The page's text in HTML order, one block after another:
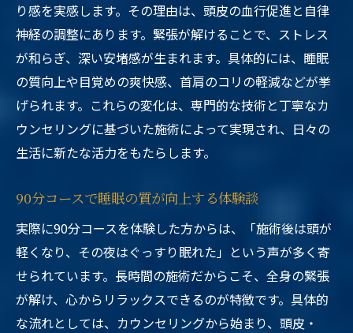
り感を実感します。その理由は、頭皮の血行促進と自律
神経の調整にあります。緊張が解けることで、ストレス
が和らぎ、深い安堵感が生まれます。具体的には、睡眠
の質向上や目覚めの爽快感、首肩のコリの軽減などが挙
げられます。これらの変化は、専門的な技術と丁寧なカ
ウンセリングに基づいた施術によって実現され、日々の
生活に新たな活力をもたらします。
90分コースで睡眠の質が向上する体験談
実際に90分コースを体験した方からは、「施術後は頭が
軽くなり、その夜はぐっすり眠れた」という声が多く寄
せられています。長時間の施術だからこそ、全身の緊張
が解け、心からリラックスできるのが特徴です。具体的
な流れとしては、カウンセリングから始まり、頭皮・